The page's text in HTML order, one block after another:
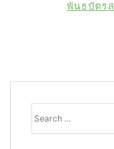
พันธบัตร
Search
for: